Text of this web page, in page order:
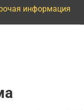
информация